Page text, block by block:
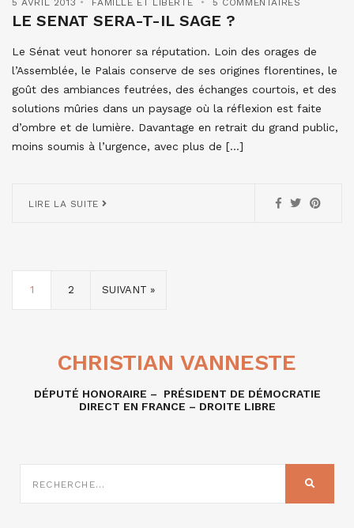
5 AVRIL 2013 FAMILLE ET LIBERTÉ 5 COMMENTAIRES
LE SENAT SERA-T-IL SAGE ?
Le Sénat veut honorer sa réputation. Loin des orages de
l’Assemblée, le Palais conserve de ses origines florentines, le
goût des ambiances feutrées, des échanges courtois, et des
solutions mûries dans un paysage où la réflexion est faite
d’ombre et de lumière. Davantage en retrait du grand public,
moins soumis à l’urgence, avec plus de […]
LIRE LA SUITE
1 2 SUIVANT »
CHRISTIAN VANNESTE
DÉPUTÉ HONORAIRE – PRÉSIDENT DE DÉMOCRATIE
DIRECT EN FRANCE – DROITE LIBRE
SUR